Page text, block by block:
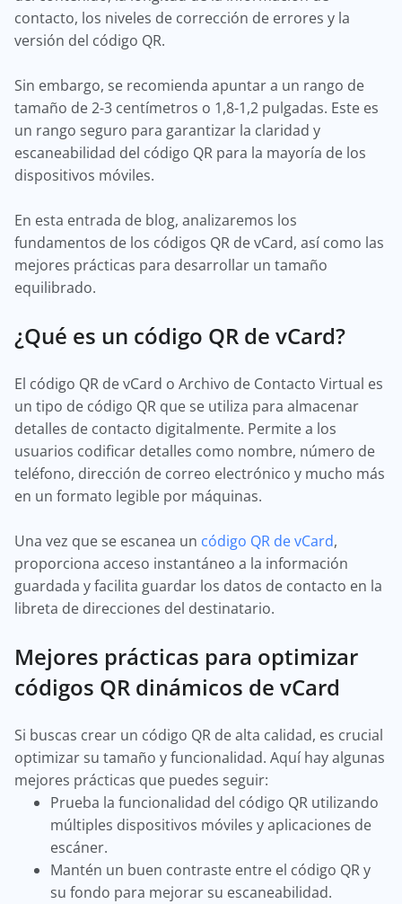
contacto, los niveles de corrección de errores y la
versión del código QR.
Sin embargo, se recomienda apuntar a un rango de
tamaño de 2-3 centímetros o 1,8-1,2 pulgadas. Este es
un rango seguro para garantizar la claridad y
escaneabilidad del código QR para la mayoría de los
dispositivos móviles.
En esta entrada de blog, analizaremos los
fundamentos de los códigos QR de vCard, así como las
mejores prácticas para desarrollar un tamaño
equilibrado.
¿Qué es un código QR de vCard?
El código QR de vCard o Archivo de Contacto Virtual es
un tipo de código QR que se utiliza para almacenar
detalles de contacto digitalmente. Permite a los
usuarios codificar detalles como nombre, número de
teléfono, dirección de correo electrónico y mucho más
en un formato legible por máquinas.
Una vez que se escanea un código QR de vCard,
proporciona acceso instantáneo a la información
guardada y facilita guardar los datos de contacto en la
libreta de direcciones del destinatario.
Mejores prácticas para optimizar
códigos QR dinámicos de vCard
Si buscas crear un código QR de alta calidad, es crucial
optimizar su tamaño y funcionalidad. Aquí hay algunas
mejores prácticas que puedes seguir:
Prueba la funcionalidad del código QR utilizando
múltiples dispositivos móviles y aplicaciones de
escáner.
Mantén un buen contraste entre el código QR y
su fondo para mejorar su escaneabilidad.